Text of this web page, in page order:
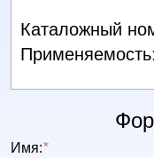
Каталожный
Имя:*